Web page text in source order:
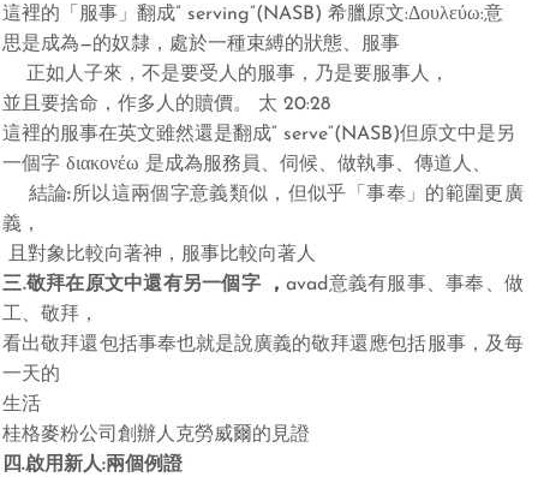
這裡的「服事」翻成” serving”(NASB)希臘原文:Δουλεύω:意
思是成為—的奴隸，處於一種束縛的狀態、服事
正如人子來，不是要受人的服事，乃是要服事人，
並且要捨命，作多人的贖價。 太20:28
這裡的服事在英文雖然還是翻成” serve”(NASB)但原文中是另
一個字διακονέω 是成為服務員、伺候、做執事、傳道人、
結論:所以這兩個字意義類似，但似乎「事奉」的範圍更廣
義，
且對象比較向著神，服事比較向著人
三.敬拜在原文中還有另一個字 ，avad意義有服事、事奉、做
工、敬拜，
看出敬拜還包括事奉也就是說廣義的敬拜還應包括服事，及每
一天的
生活
桂格麥粉公司創辦人克勞威爾的見證
四.啟用新人:兩個例證